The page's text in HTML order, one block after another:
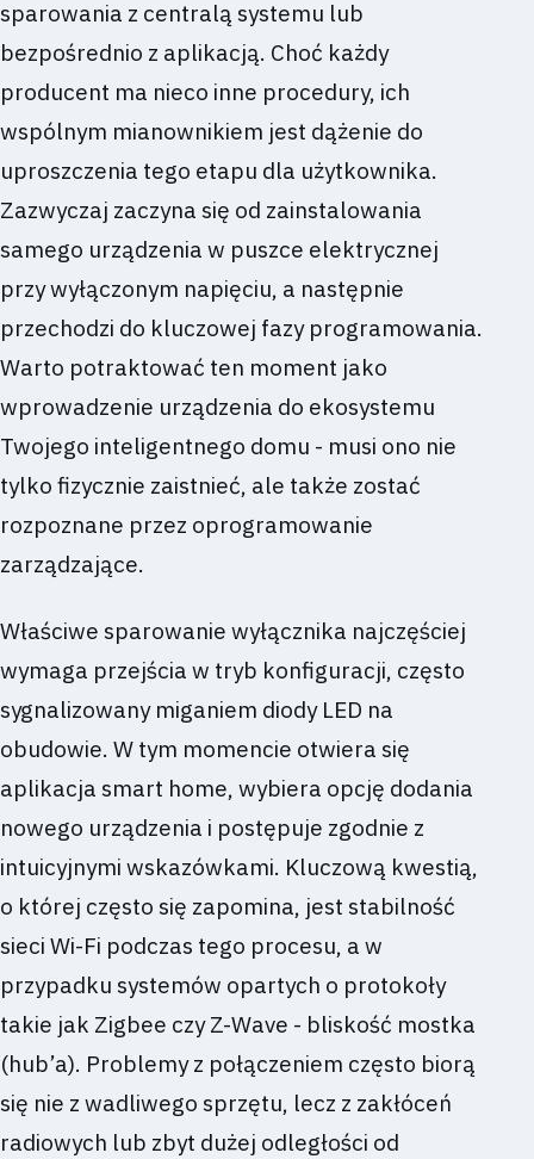
sparowania z centralą systemu lub
bezpośrednio z aplikacją. Choć każdy
producent ma nieco inne procedury, ich
wspólnym mianownikiem jest dążenie do
uproszczenia tego etapu dla użytkownika.
Zazwyczaj zaczyna się od zainstalowania
samego urządzenia w puszce elektrycznej
przy wyłączonym napięciu, a następnie
przechodzi do kluczowej fazy programowania.
Warto potraktować ten moment jako
wprowadzenie urządzenia do ekosystemu
Twojego inteligentnego domu - musi ono nie
tylko fizycznie zaistnieć, ale także zostać
rozpoznane przez oprogramowanie
zarządzające.
Właściwe sparowanie wyłącznika najczęściej
wymaga przejścia w tryb konfiguracji, często
sygnalizowany miganiem diody LED na
obudowie. W tym momencie otwiera się
aplikacja smart home, wybiera opcję dodania
nowego urządzenia i postępuje zgodnie z
intuicyjnymi wskazówkami. Kluczową kwestią,
o której często się zapomina, jest stabilność
sieci Wi-Fi podczas tego procesu, a w
przypadku systemów opartych o protokoły
takie jak Zigbee czy Z-Wave - bliskość mostka
(hub’a). Problemy z połączeniem często biorą
się nie z wadliwego sprzętu, lecz z zakłóceń
radiowych lub zbyt dużej odległości od